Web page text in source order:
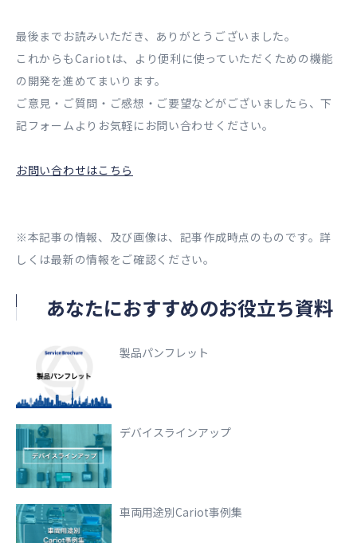
最後までお読みいただき、ありがとうございました。
これからもCariotは、より便利に使っていただくための機能
の開発を進めてまいります。
ご意見・ご質問・ご感想・ご要望などがございましたら、下
記フォームよりお気軽にお問い合わせください。
お問い合わせはこちら
※本記事の情報、及び画像は、記事作成時点のものです。詳
しくは最新の情報をご確認ください。
あなたにおすすめのお役立ち資料
製品パンフレット
デバイスラインアップ
車両用途別Cariot事例集